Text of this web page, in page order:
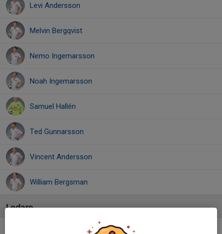
Levi Andersson
Melvin Bergqvist
Nemo Ingemarsson
Noah Ingemarsson
Samuel Hallén
Ted Gunnarsson
Vincent Andersson
William Bergsman
Ledare
Björn GunnarssonTränare